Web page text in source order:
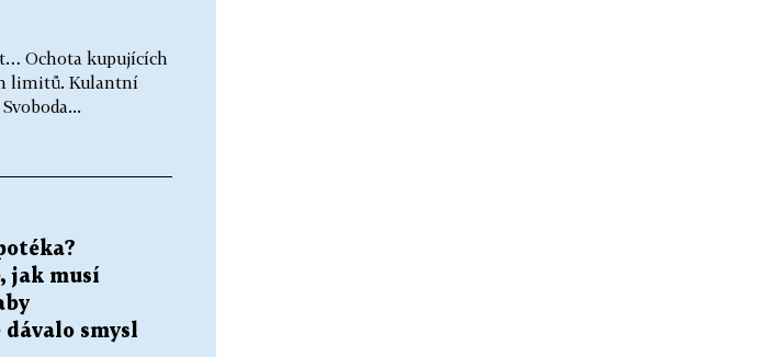
Ochota kupujících
limitů. Kulantní
jak musí
smysl